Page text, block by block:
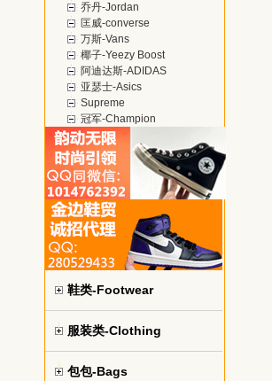
乔丹-Jordan
匡威-converse
万斯-Vans
椰子-Yeezy Boost
阿迪达斯-ADIDAS
亚瑟士-Asics
Supreme
冠军-Champion
鞋类-Footwear
服装类-Clothing
包包-Bags